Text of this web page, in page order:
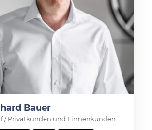
Bauer
/ Privatkunden und Firmenkunden